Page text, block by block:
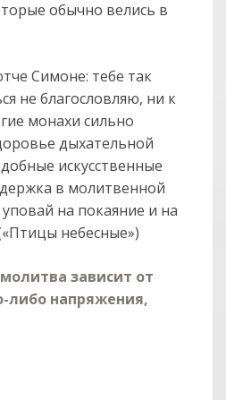
обычно велись в
Симоне: тебе так
не благословляю, ни к
монахи сильно
дыхательной
искусственные
в молитвенной
на покаяние и на
небесные»)
зависит от
либо напряжения,